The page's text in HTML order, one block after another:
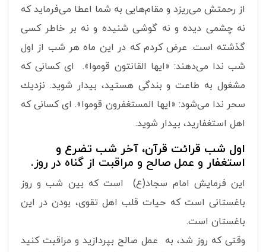
از رحمتش می‌ریزد و مقام‌هایی به شما اعطا می‌فرماید كه
نه چشمی دیده و نه گوشی شنیده و نه بر خاطر کسی
گذشته است. عرض كردم که در این ماه هر شب از اول
شب ندا می‌دهند: «ایها القانتون قوموا». ای کسانی که
مشغول به طاعت و بندگی هستید، بیدار شوید. نزدیك
سحر ندا می‌شود: «ایها المستغفرون قوموا». ای کسانی که
اهل استغفارید، بیدار شوید.
اول شب قرائت قرآن، آخر شب تضرع و
استغفار و عمل صالح و مراقبت از گناه در روز.
این فرمایش امام سجاد(ع) است كه بین شب و روز
باغستانی است كه حیات قلب اهل تقوی، بودن در این
باغستان است.
وقتی كه روز شد، به عمل صالح بپردازید و مراقبت كنید